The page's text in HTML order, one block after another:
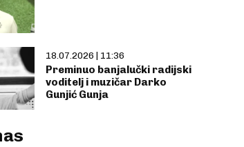
18.07.2026 | 11:36
Preminuo banjalučki radijski
voditelj i muzičar Darko
Gunjić Gunja